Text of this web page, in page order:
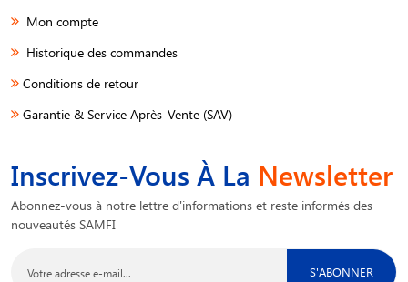
Mon compte
Historique des commandes
Conditions de retour
Garantie & Service Après-Vente (SAV)
Inscrivez-Vous À La Newsletter
Abonnez-vous à notre lettre d'informations et reste informés des
nouveautés SAMFI
S'ABONNER